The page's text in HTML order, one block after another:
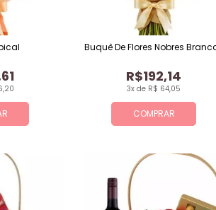
COMPRAR
3x de R$ 64,05
R$192,14
Buquê De Flores Nobres